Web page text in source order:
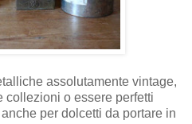
assolutamente vintage,
collezioni o essere perfetti
per dolcetti da portare in